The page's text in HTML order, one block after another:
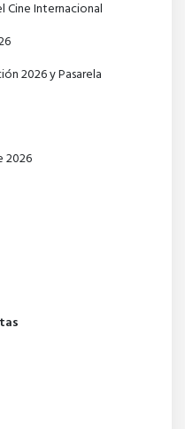
Cine Internacional
2026 y Pasarela
2026